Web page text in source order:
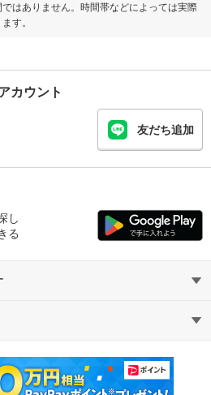
はありません。時間帯などによっては実際
す。
カウント
友だち追加
し
る
中古マンション
教えて！住まいの先生